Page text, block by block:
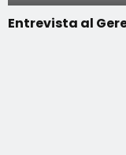
Entrevista al